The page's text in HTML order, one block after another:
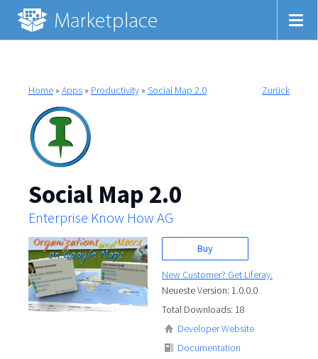
Home» Apps» Productivity» Social Map 2.0 Zurück
Social Map 2.0
Enterprise Know How AG
Buy
New Customer? Get Liferay.
Neueste Version: 1.0.0.0
Total Downloads: 18
Developer Website
Documentation